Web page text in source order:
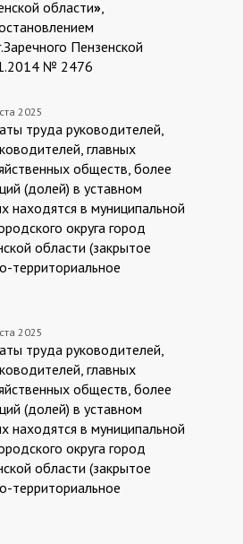
области»
Пензенской
№ 2476
2025
труда руководителей,
главных
обществ, более
(долей) в уставном
находятся в муниципальной
округа город
области (закрытое
территориальное
2025
труда руководителей,
главных
обществ, более
(долей) в уставном
находятся в муниципальной
округа город
области (закрытое
территориальное